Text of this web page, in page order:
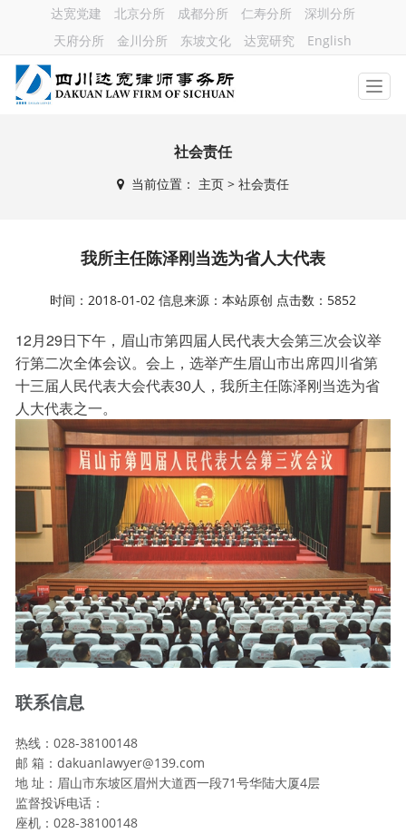
达宽党建 北京分所 成都分所 仁寿分所
深圳分所
天府分所
金川分所 东坡文化 达宽研究 English
社会责任
当前位置： 主页> 社会责任
我所主任陈泽刚当选为省人大代表
时间：2018-01-02 信息来源：本站原创 点击数：5852
12月29日下午，眉山市第四届人民代表大会第三次会议举
行第二次全体会议。会上，选举产生眉山市出席四川省第
十三届人民代表大会代表30人，我所主任陈泽刚当选为省
人大代表之一。
联系信息
热线：028-38100148
邮 箱：dakuanlawyer@139.com
地 址：眉山市东坡区眉州大道西一段71号华陆大厦4层
监督投诉电话：
座机：028-38100148